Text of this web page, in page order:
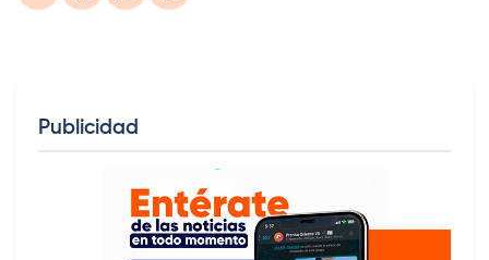
Publicidad